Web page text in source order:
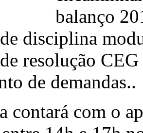
balanço
disciplina
resolução
de demandas..
contará com o